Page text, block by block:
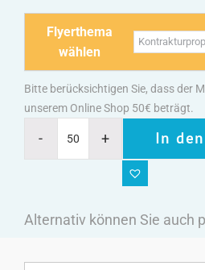
Flyerthema
wählen
Bitte berücksichtigen Sie, dass der
unserem Online Shop 50€ beträgt.
In
Alternativ können Sie auch